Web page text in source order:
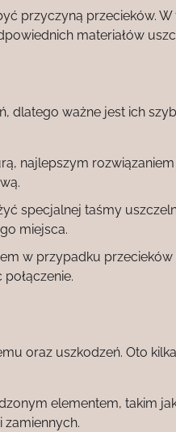
przyczyną przecieków. W
materiałów
dlatego ważne jest ich
najlepszym
specjalnej taśmy
miejsca.
w przypadku przecieków
oraz uszkodzeń. Oto
elementem, takim